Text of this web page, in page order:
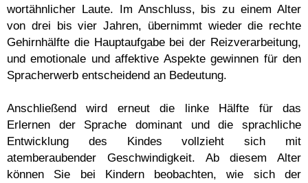
wortähnlicher Laute. Im Anschluss, bis zu einem Alter
von drei bis vier Jahren, übernimmt wieder die rechte
Gehirnhälfte die Hauptaufgabe bei der Reizverarbeitung,
und emotionale und affektive Aspekte gewinnen für den
Spracherwerb entscheidend an Bedeutung.
Anschließend wird erneut die linke Hälfte für das
Erlernen der Sprache dominant und die sprachliche
Entwicklung des Kindes vollzieht sich mit
atemberaubender Geschwindigkeit. Ab diesem Alter
können Sie bei Kindern beobachten, wie sich der